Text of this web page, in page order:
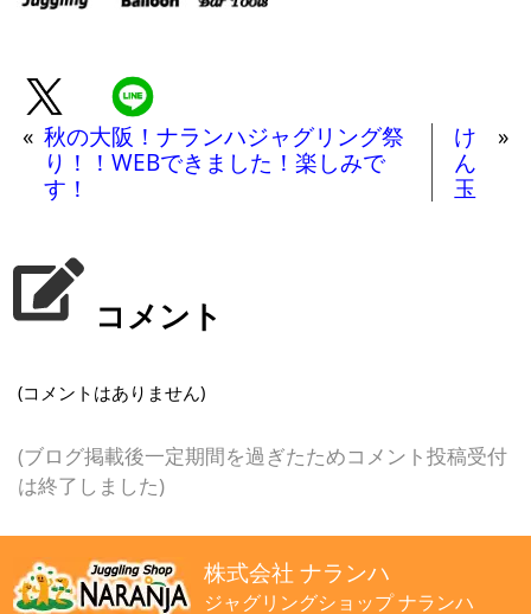
« 秋の大阪！ナランハジャグリング祭
り！！WEBできました！楽しみで
す！
け
ん
玉
»
コメント
(コメントはありません)
(ブログ掲載後一定期間を過ぎたためコメント投稿受付
は終了しました)
株式会社 ナランハ
ジャグリングショップ ナランハ